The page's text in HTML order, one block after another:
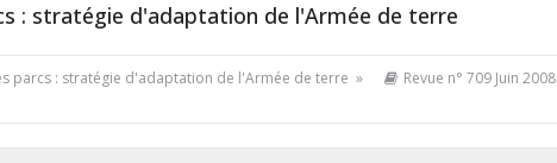
: stratégie d'adaptation de l'Armée de terre
parcs : stratégie d'adaptation de l'Armée de terre » Revue n° 709 Juin 2008